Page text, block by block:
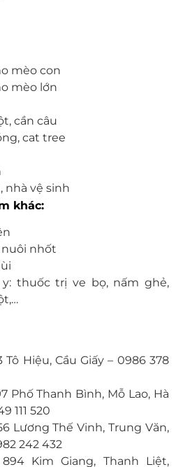
mèo con
mèo lớn
cần câu
cat tree
nhà vệ sinh
khác:
nhốt
thuốc trị ve bọ, nấm ghẻ,
Tô Hiệu, Cầu Giấy – 0986 378
Phố Thanh Bình, Mỗ Lao, Hà
111 520
Lương Thế Vinh, Trung Văn,
242 432
894 Kim Giang, Thanh Liệt,